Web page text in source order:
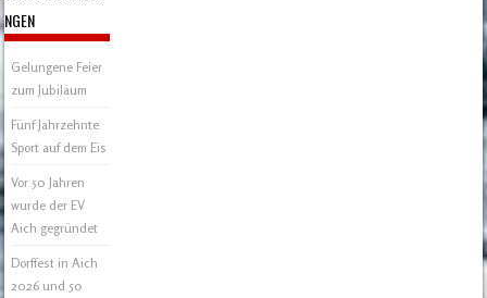
NGEN
Gelungene Feier
zum Jubiläum
Fünf Jahrzehnte
Sport auf dem Eis
Vor 50 Jahren
wurde der EV
Aich gegründet
Dorffest in Aich
2026 und 50